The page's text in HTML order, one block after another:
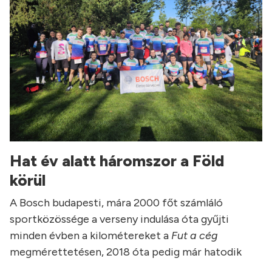
Hat év alatt háromszor a Föld
körül
A Bosch budapesti, mára 2000 főt számláló
sportközössége a verseny indulása óta gyűjti
minden évben a kilométereket a Fut a cég
megmérettetésen, 2018 óta pedig már hatodik